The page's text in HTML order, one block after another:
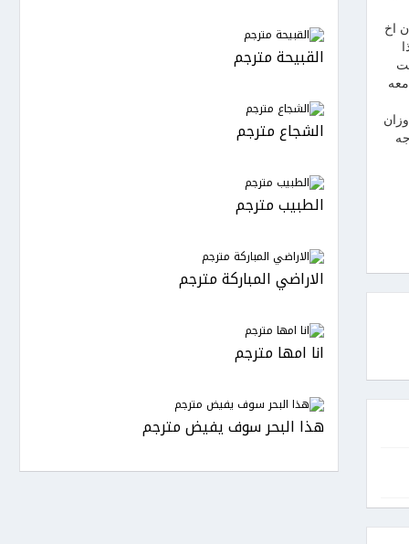
اخ
القبيحة مترجم
الشجاع مترجم
الطبيب مترجم
الاراضي المباركة مترجم
انا امها مترجم
هذا البحر سوف يفيض مترجم